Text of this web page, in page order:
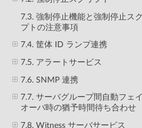
7.3. 強制停止機能と強制停止ス
プトの注意事項
7.4. 筐体 ID ランプ連携
7.5. アラートサービス
7.6. SNMP 連携
7.7. サーバグループ間自動フェ
オーバ時の猶予時間待ち合わせ
7.8. Witness サーバサービス